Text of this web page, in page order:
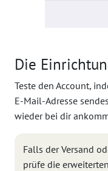
Die
Teste den Account,
E-Mail-Adresse
wieder bei dir
Falls der Versand
prüfe die